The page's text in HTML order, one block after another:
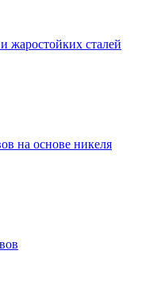
жаростойких сталей
на основе никеля